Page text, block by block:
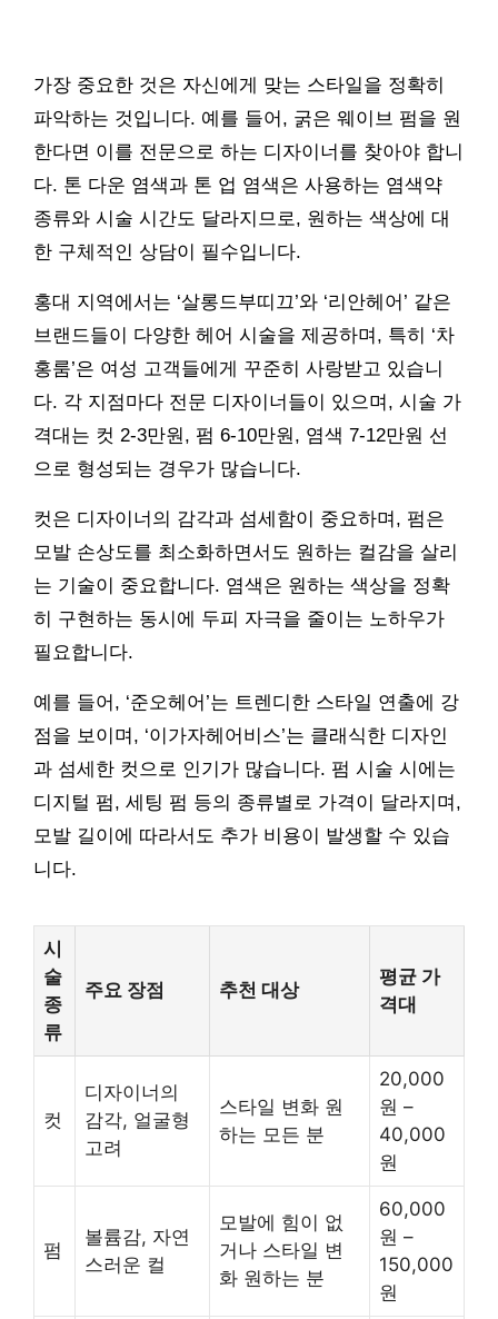
가장 중요한 것은 자신에게 맞는 스타일을 정확히
파악하는 것입니다. 예를 들어, 굵은 웨이브 펌을 원
한다면 이를 전문으로 하는 디자이너를 찾아야 합니
다. 톤 다운 염색과 톤 업 염색은 사용하는 염색약
종류와 시술 시간도 달라지므로, 원하는 색상에 대
한 구체적인 상담이 필수입니다.
홍대 지역에서는 ‘살롱드부띠끄’와 ‘리안헤어’ 같은
브랜드들이 다양한 헤어 시술을 제공하며, 특히 ‘차
홍룸’은 여성 고객들에게 꾸준히 사랑받고 있습니
다. 각 지점마다 전문 디자이너들이 있으며, 시술 가
격대는 컷 2-3만원, 펌 6-10만원, 염색 7-12만원 선
으로 형성되는 경우가 많습니다.
컷은 디자이너의 감각과 섬세함이 중요하며, 펌은
모발 손상도를 최소화하면서도 원하는 컬감을 살리
는 기술이 중요합니다. 염색은 원하는 색상을 정확
히 구현하는 동시에 두피 자극을 줄이는 노하우가
필요합니다.
예를 들어, ‘준오헤어’는 트렌디한 스타일 연출에 강
점을 보이며, ‘이가자헤어비스’는 클래식한 디자인
과 섬세한 컷으로 인기가 많습니다. 펌 시술 시에는
디지털 펌, 세팅 펌 등의 종류별로 가격이 달라지며,
모발 길이에 따라서도 추가 비용이 발생할 수 있습
니다.
시
술
종
류
주요 장점 추천 대상
평균 가
격대
컷
디자이너의
감각, 얼굴형
고려
스타일 변화 원
하는 모든 분
20,000
원 –
40,000
원
펌
볼륨감, 자연
스러운 컬
모발에 힘이 없
거나 스타일 변
화 원하는 분
60,000
원 –
150,000
원